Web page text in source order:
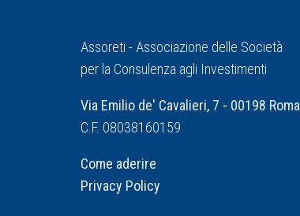
Assoreti - Associazione delle Società
per la Consulenza agli Investimenti
Via Emilio de' Cavalieri, 7 - 00198 Roma
C.F. 08038160159
Come aderire
Privacy Policy